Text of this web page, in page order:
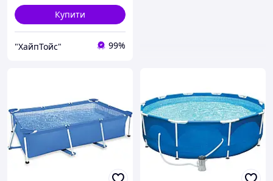
Купити
"ХайпТойс" 99%